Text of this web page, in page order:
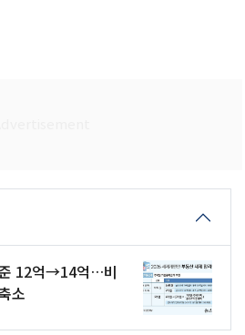
12억→14억…비
소